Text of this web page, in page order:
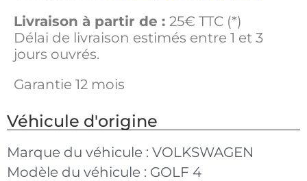
Livraison à partir de : 25€ TTC (*)
Délai de livraison estimés entre 1 et 3
jours ouvrés.
Garantie 12 mois
Véhicule d'origine
Marque du véhicule : VOLKSWAGEN
Modèle du véhicule : GOLF 4